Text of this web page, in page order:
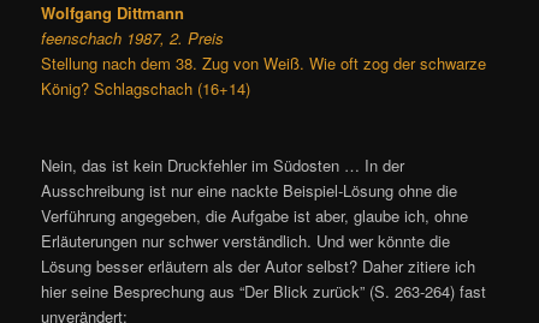
Wolfgang Dittmann
feenschach 1987, 2. Preis
Stellung nach dem 38. Zug von Weiß. Wie oft zog der schwarze
König? Schlagschach (16+14)
Nein, das ist kein Druckfehler im Südosten … In der
Ausschreibung ist nur eine nackte Beispiel-Lösung ohne die
Verführung angegeben, die Aufgabe ist aber, glaube ich, ohne
Erläuterungen nur schwer verständlich. Und wer könnte die
Lösung besser erläutern als der Autor selbst? Daher zitiere ich
hier seine Besprechung aus “Der Blick zurück” (S. 263-264) fast
unverändert: